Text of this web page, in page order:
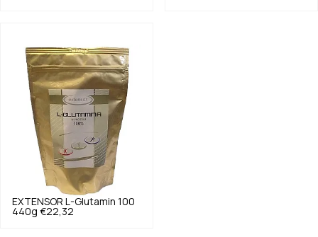
EXTENSOR
L-Glutamin 100
440g €22,32